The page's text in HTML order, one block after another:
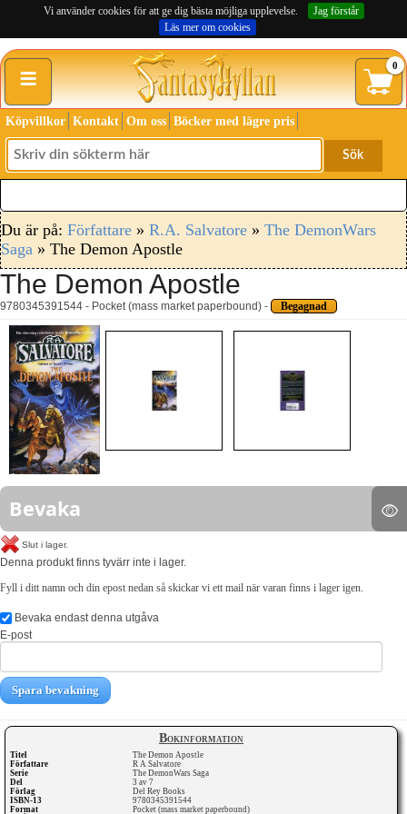
Vi använder cookies för att ge dig bästa möjliga upplevelse.
Jag förstår
Läs mer om cookies
≡ 0
Köpvillkor Kontakt Om oss Böcker med lägre pris
Sök
Du är på: Författare » R.A. Salvatore » The DemonWars
Saga » The Demon Apostle
The Demon Apostle
9780345391544 - Pocket (mass market paperbound) - Begagnad
Bokinformation
Titel
The Demon Apostle
Författare
R A Salvatore
Serie
The DemonWars Saga
Del
3 av 7
Förlag
Del Rey Books
ISBN-13
9780345391544
Format
Pocket (mass market paperbound)
Bevaka
Slut i lager.
Denna produkt finns tyvärr inte i lager.
Fyll i ditt namn och din epost nedan så skickar vi ett mail när varan finns i lager igen.
Bevaka endast denna utgåva
E-post
Spara bevakning